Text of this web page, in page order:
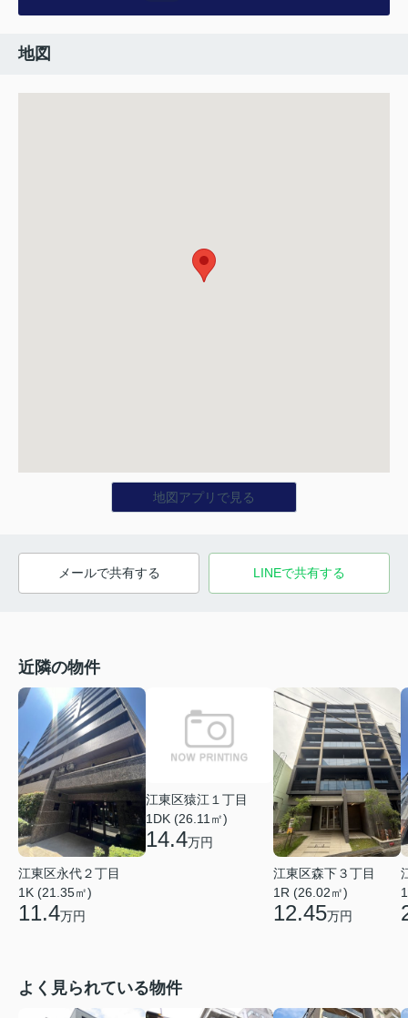
地図
地図アプリで見る
メールで共有する LINEで共有する
近隣の物件
江東区永代２丁目
1K (21.35㎡)
11.4万円
江東区猿江１丁目
1DK (26.11㎡)
14.4万円
江東区森下３丁目
1R (26.02㎡)
12.45万円
よく見られている物件